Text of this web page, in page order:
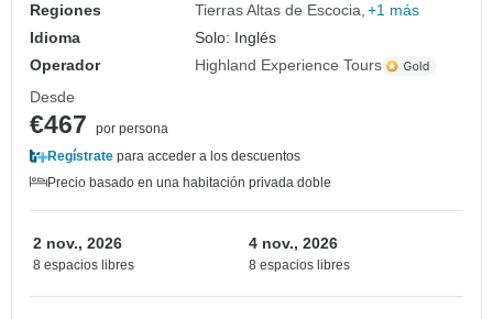
Regiones
Tierras Altas de Escocia +1 más
Idioma
Solo: Inglés
Operador
Highland Experience Tours
Desde
€467
por persona
Regístrate para acceder a los descuentos
Precio basado en una habitación privada doble
2 nov., 2026
8 espacios libres
4 nov., 2026
8 espacios libres